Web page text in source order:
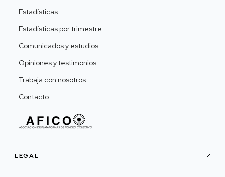
Estadísticas
Estadísticas por trimestre
Comunicados y estudios
Opiniones y testimonios
Trabaja con nosotros
Contacto
LEGAL